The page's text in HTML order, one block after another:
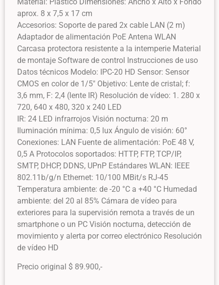
aprox. 8 x 7,5 x 17 cm
Accesorios: Soporte de pared 2x cable LAN (2 m)
Adaptador de alimentación PoE Antena WLAN
Carcasa protectora resistente a la intemperie Material
de montaje Software de control Instrucciones de uso
Datos técnicos Modelo: IPC-20 HD Sensor: Sensor
CMOS en color de 1/5″ Objetivo: Lente de cristal; f:
3,6 mm, F: 2,4 (lente IR) Resolución de vídeo: 1. 280 x
720, 640 x 480, 320 x 240 LED
IR: 24 LED infrarrojos Visión nocturna: 20 m
Iluminación mínima: 0,5 lux Ángulo de visión: 60°
Conexiones: LAN Fuente de alimentación: PoE 48 V,
0,5 A Protocolos soportados: HTTP, FTP, TCP/IP,
SMTP, DHCP, DDNS, UPnP Estándares WLAN: IEEE
802.11b/g/n Ethernet: 10/100 MBit/s RJ-45
Temperatura ambiente: de -20 °C a +40 °C Humedad
ambiente: del 20 al 85% Cámara de vídeo para
exteriores para la supervisión remota a través de un
smartphone o un PC Visión nocturna, detección de
movimiento y alerta por correo electrónico Resolución
de vídeo HD
Precio original $ 89.900,-